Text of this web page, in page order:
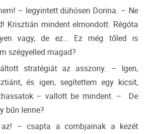
– legyintett dühösen Dorina. – Ne
Krisztián mindent elmondott. Régóta
vagy, de ez… Ez még tőled is
szégyelled magad?
stratégiát az asszony. – Igen,
és igen, segítettem egy kicsit,
– vallott be mindent. – De
bűn lenne?
– csapta a combjainak a kezét